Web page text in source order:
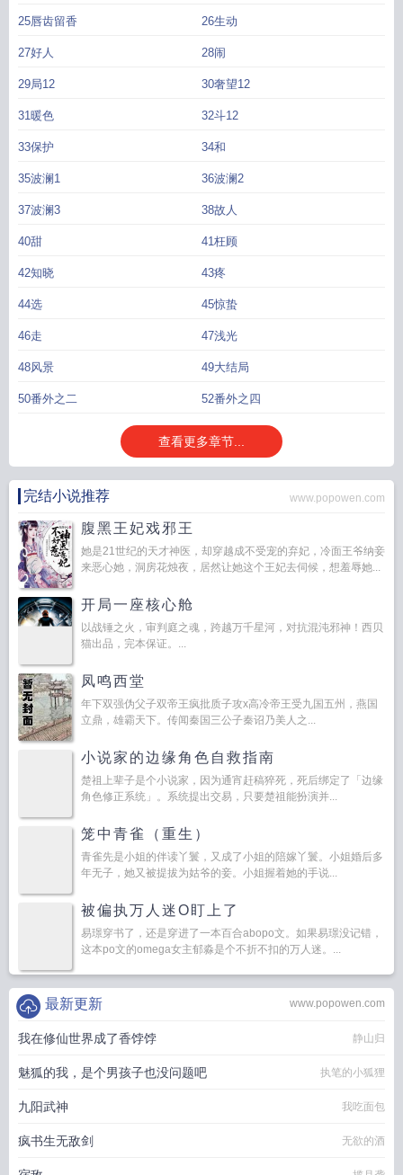
25唇齿留香 26生动
27好人 28闹
29局12 30奢望12
31暖色 32斗12
33保护 34和
35波澜1 36波澜2
37波澜3 38故人
40甜 41枉顾
42知晓 43疼
44选 45惊蛰
46走 47浅光
48风景 49大结局
50番外之二 52番外之四
查看更多章节...
完结小说推荐 www.popowen.com
腹黑王妃戏邪王
她是21世纪的天才神医，却穿越成不受宠的弃妃，冷面王爷纳妾
来恶心她，洞房花烛夜，居然让她这个王妃去伺候，想羞辱她...
开局一座核心舱
以战锤之火，审判庭之魂，跨越万千星河，对抗混沌邪神！西贝
猫出品，完本保证。...
凤鸣西堂
年下双强伪父子双帝王疯批质子攻x高冷帝王受九国五州，燕国
立鼎，雄霸天下。传闻秦国三公子秦诏乃美人之...
小说家的边缘角色自救指南
楚祖上辈子是个小说家，因为通宵赶稿猝死，死后绑定了「边缘
角色修正系统」。系统提出交易，只要楚祖能扮演并...
笼中青雀（重生）
青雀先是小姐的伴读丫鬟，又成了小姐的陪嫁丫鬟。小姐婚后多
年无子，她又被提拔为姑爷的妾。小姐握着她的手说...
被偏执万人迷O盯上了
易璟穿书了，还是穿进了一本百合abopo文。如果易璟没记错，
这本po文的omega女主郁淼是个不折不扣的万人迷。...
www.popowen.com
最新更新
我在修仙世界成了香饽饽 静山归
魅狐的我，是个男孩子也没问题吧 执笔的小狐狸
九阳武神 我吃面包
疯书生无敌剑 无欲的酒